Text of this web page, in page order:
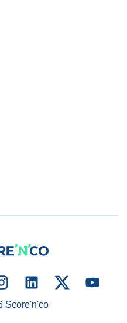
Score'n'co